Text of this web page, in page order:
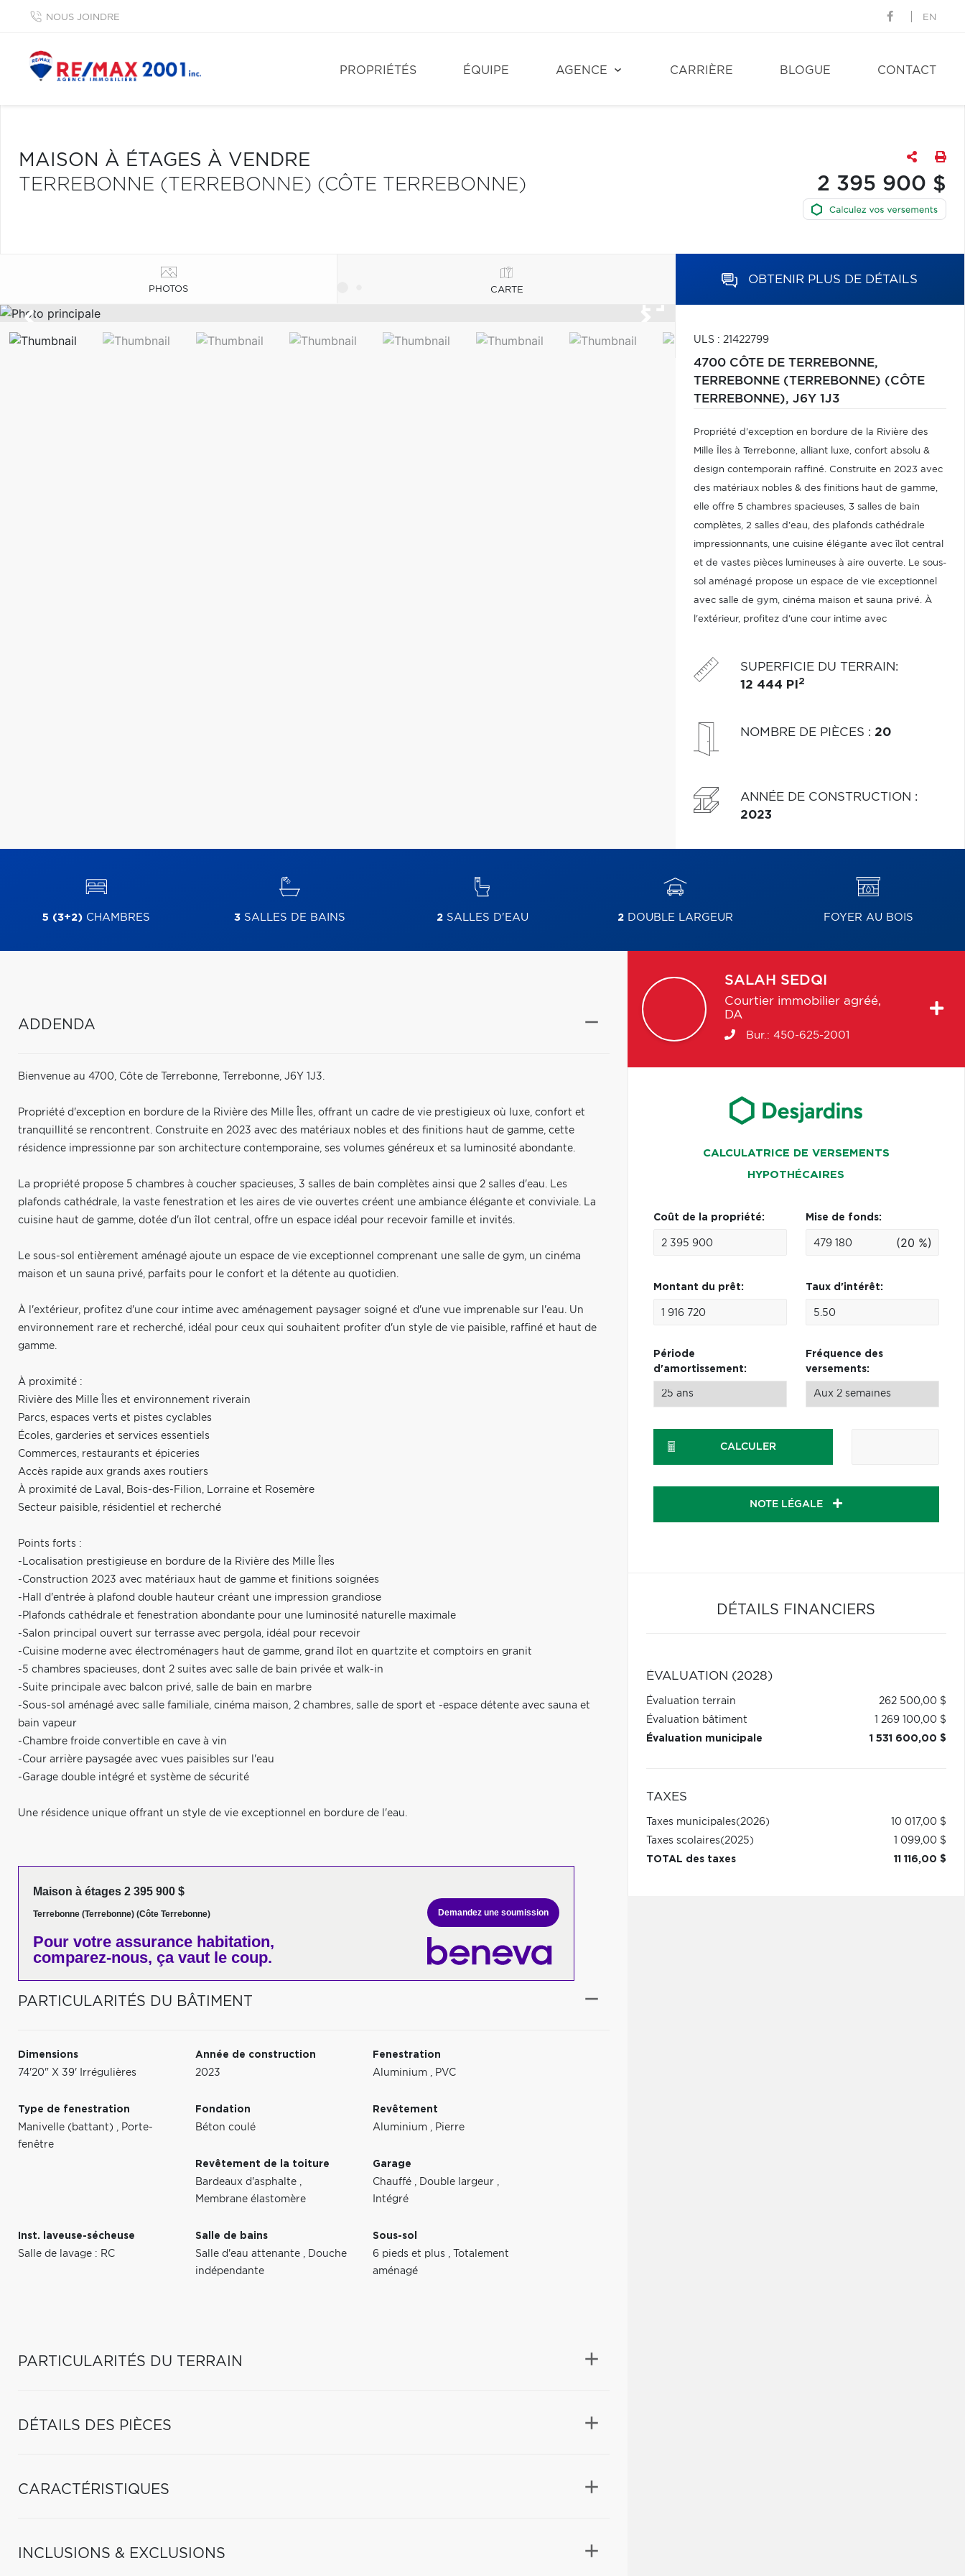
NOUS JOINDRE EN
PROPRIÉTÉS ÉQUIPE AGENCE CARRIÈRE BLOGUE CONTACT
MAISON À ÉTAGES À VENDRE
TERREBONNE (TERREBONNE) (CÔTE TERREBONNE)
2 395 900 $
PHOTOS CARTE
OBTENIR PLUS DE DÉTAILS
ULS : 21422799
4700 CÔTE DE TERREBONNE,
TERREBONNE (TERREBONNE) (CÔTE
TERREBONNE), J6Y 1J3
Propriété d'exception en bordure de la Rivière des
Mille Îles à Terrebonne, alliant luxe, confort absolu &
design contemporain raffiné. Construite en 2023 avec
des matériaux nobles & des finitions haut de gamme,
elle offre 5 chambres spacieuses, 3 salles de bain
complètes, 2 salles d'eau, des plafonds cathédrale
impressionnants, une cuisine élégante avec îlot central
et de vastes pièces lumineuses à aire ouverte. Le sous-
sol aménagé propose un espace de vie exceptionnel
avec salle de gym, cinéma maison et sauna privé. À
l'extérieur, profitez d'une cour intime avec
l'eau. Une résidence unique !
SUPERFICIE DU TERRAIN:
12 444 PI 2
NOMBRE DE PIÈCES : 20
ANNÉE DE CONSTRUCTION :
2023
5 (3+2) CHAMBRES 3SALLES DE BAINS 2SALLES D'EAU 2 DOUBLE LARGEUR FOYER AU BOIS
ADDENDA
Bienvenue au 4700, Côte de Terrebonne, Terrebonne, J6Y 1J3.
Propriété d'exception en bordure de la Rivière des Mille Îles, offrant un cadre de vie prestigieux où luxe, confort et
tranquillité se rencontrent. Construite en 2023 avec des matériaux nobles et des finitions haut de gamme, cette
résidence impressionne par son architecture contemporaine, ses volumes généreux et sa luminosité abondante.
La propriété propose 5 chambres à coucher spacieuses, 3 salles de bain complètes ainsi que 2 salles d'eau. Les
plafonds cathédrale, la vaste fenestration et les aires de vie ouvertes créent une ambiance élégante et conviviale. La
cuisine haut de gamme, dotée d'un îlot central, offre un espace idéal pour recevoir famille et invités.
Le sous-sol entièrement aménagé ajoute un espace de vie exceptionnel comprenant une salle de gym, un cinéma
maison et un sauna privé, parfaits pour le confort et la détente au quotidien.
À l'extérieur, profitez d'une cour intime avec aménagement paysager soigné et d'une vue imprenable sur l'eau. Un
environnement rare et recherché, idéal pour ceux qui souhaitent profiter d'un style de vie paisible, raffiné et haut de
gamme.
À proximité :
Rivière des Mille Îles et environnement riverain
Parcs, espaces verts et pistes cyclables
Écoles, garderies et services essentiels
Commerces, restaurants et épiceries
Accès rapide aux grands axes routiers
À proximité de Laval, Bois-des-Filion, Lorraine et Rosemère
Secteur paisible, résidentiel et recherché
Points forts :
-Localisation prestigieuse en bordure de la Rivière des Mille Îles
-Construction 2023 avec matériaux haut de gamme et finitions soignées
-Hall d'entrée à plafond double hauteur créant une impression grandiose
-Plafonds cathédrale et fenestration abondante pour une luminosité naturelle maximale
-Salon principal ouvert sur terrasse avec pergola, idéal pour recevoir
-Cuisine moderne avec électroménagers haut de gamme, grand îlot en quartzite et comptoirs en granit
-5 chambres spacieuses, dont 2 suites avec salle de bain privée et walk-in
-Suite principale avec balcon privé, salle de bain en marbre
-Sous-sol aménagé avec salle familiale, cinéma maison, 2 chambres, salle de sport et -espace détente avec sauna et
bain vapeur
-Chambre froide convertible en cave à vin
-Cour arrière paysagée avec vues paisibles sur l'eau
-Garage double intégré et système de sécurité
Une résidence unique offrant un style de vie exceptionnel en bordure de l'eau.
Maison à étages 2 395 900 $
Terrebonne (Terrebonne) (Côte Terrebonne)
Pour votre assurance habitation,
comparez-nous, ça vaut le coup.
Demandez une soumission
PARTICULARITÉS DU BÂTIMENT
Dimensions
74'20" X 39' Irrégulières
Année de construction
2023
Fenestration
Aluminium , PVC
Type de fenestration
Manivelle (battant) , Porte-
fenêtre
Fondation
Béton coulé
Revêtement
Aluminium , Pierre
Revêtement de la toiture
Bardeaux d'asphalte ,
Membrane élastomère
Garage
Chauffé , Double largeur ,
Intégré
Inst. laveuse-sécheuse
Salle de lavage : RC
Salle de bains
Salle d'eau attenante , Douche
indépendante
Sous-sol
6 pieds et plus ,
Totalement
aménagé
PARTICULARITÉS DU TERRAIN
DÉTAILS DES PIÈCES
CARACTÉRISTIQUES
INCLUSIONS & EXCLUSIONS
SALAH SEDQI
Courtier immobilier agréé,
DA
Bur.: 450-625-2001
CALCULATRICE DE VERSEMENTS
HYPOTHÉCAIRES
Coût de la propriété: Mise de fonds:
(20 %)
Montant du prêt: Taux d'intérêt:
Période
d'amortissement:
Fréquence des
versements:
CALCULER
NOTE LÉGALE
DÉTAILS FINANCIERS
ÉVALUATION (2028)
Évaluation terrain
262 500,00 $
Évaluation bâtiment
1 269 100,00 $
Évaluation municipale
1 531 600,00 $
TAXES
Taxes municipales(2026)
10 017,00 $
Taxes scolaires(2025)
1 099,00 $
TOTAL des taxes
11 116,00 $